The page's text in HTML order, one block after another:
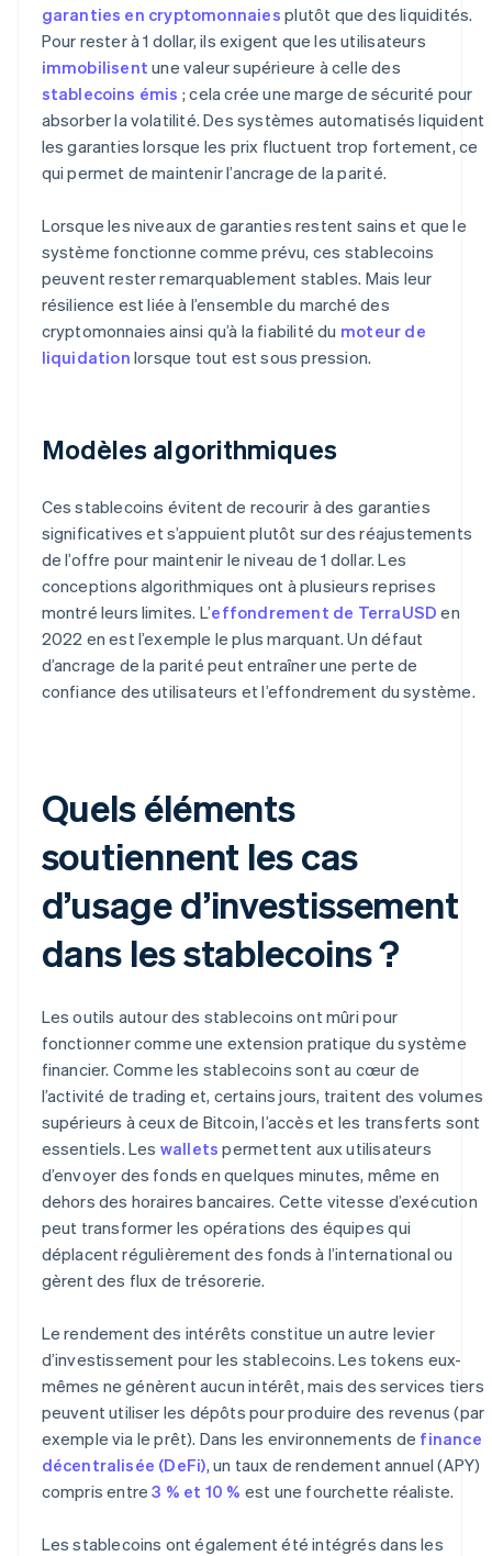
garanties en cryptomonnaies plutôt que des liquidités.
Pour rester à 1 dollar, ils exigent que les utilisateurs
immobilisent une valeur supérieure à celle des
stablecoins émis ; cela crée une marge de sécurité pour
absorber la volatilité. Des systèmes automatisés liquident
les garanties lorsque les prix fluctuent trop fortement, ce
qui permet de maintenir l’ancrage de la parité.
Lorsque les niveaux de garanties restent sains et que le
système fonctionne comme prévu, ces stablecoins
peuvent rester remarquablement stables. Mais leur
résilience est liée à l’ensemble du marché des
cryptomonnaies ainsi qu’à la fiabilité du moteur de
liquidation lorsque tout est sous pression.
Modèles algorithmiques
Ces stablecoins évitent de recourir à des garanties
significatives et s’appuient plutôt sur des réajustements
de l’offre pour maintenir le niveau de 1 dollar. Les
conceptions algorithmiques ont à plusieurs reprises
montré leurs limites. L’effondrement de TerraUSD en
2022 en est l’exemple le plus marquant. Un défaut
d’ancrage de la parité peut entraîner une perte de
confiance des utilisateurs et l’effondrement du système.
Quels éléments
soutiennent les cas
d’usage d’investissement
dans les stablecoins ?
Les outils autour des stablecoins ont mûri pour
fonctionner comme une extension pratique du système
financier. Comme les stablecoins sont au cœur de
l’activité de trading et, certains jours, traitent des volumes
supérieurs à ceux de Bitcoin, l’accès et les transferts sont
essentiels. Les wallets permettent aux utilisateurs
d’envoyer des fonds en quelques minutes, même en
dehors des horaires bancaires. Cette vitesse d’exécution
peut transformer les opérations des équipes qui
déplacent régulièrement des fonds à l’international ou
gèrent des flux de trésorerie.
Le rendement des intérêts constitue un autre levier
d’investissement pour les stablecoins. Les tokens eux-
mêmes ne génèrent aucun intérêt, mais des services tiers
peuvent utiliser les dépôts pour produire des revenus (par
exemple via le prêt). Dans les environnements de finance
décentralisée (DeFi), un taux de rendement annuel (APY)
compris entre3 % et 10 % est une fourchette réaliste.
Les stablecoins ont également été intégrés dans les